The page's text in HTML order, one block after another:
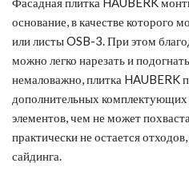
основание, в качестве
или листы OSB-3. При этом
можно легко нарезать и
немаловажно, плитка HAUBERK
дополнительных
элементов, чем не может
практически не остается
сайдинга.